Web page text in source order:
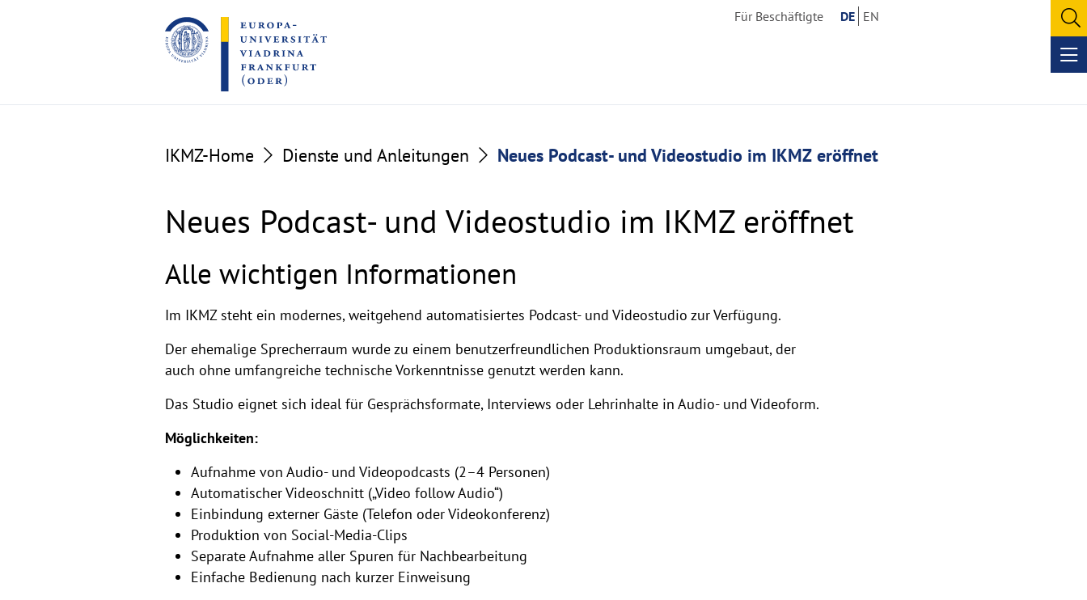
to
the
content
to
the
footer
Für Beschäftigte DE EN
IKMZ-Home Dienste und Anleitungen Neues Podcast- und Videostudio im IKMZ eröffnet
Neues Podcast- und Videostudio im IKMZ eröffnet
Alle wichtigen Informationen
Im IKMZ steht ein modernes, weitgehend automatisiertes Podcast- und Videostudio zur Verfügung.
Der ehemalige Sprecherraum wurde zu einem benutzerfreundlichen Produktionsraum umgebaut, der
auch ohne umfangreiche technische Vorkenntnisse genutzt werden kann.
Das Studio eignet sich ideal für Gesprächsformate, Interviews oder Lehrinhalte in Audio- und Videoform.
Möglichkeiten:
Aufnahme von Audio- und Videopodcasts (2–4 Personen)
Automatischer Videoschnitt („Video follow Audio“)
Einbindung externer Gäste (Telefon oder Videokonferenz)
Produktion von Social-Media-Clips
Separate Aufnahme aller Spuren für Nachbearbeitung
Einfache Bedienung nach kurzer Einweisung